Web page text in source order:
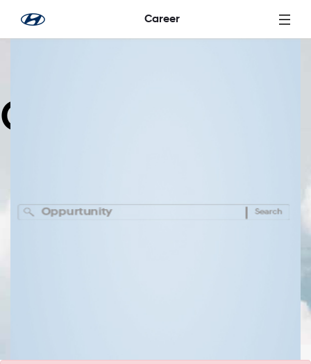
Zum Hauptinhalt springen
Career
Careers